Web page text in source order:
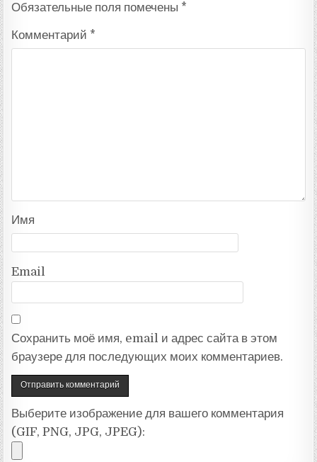
Обязательные поля помечены *
Комментарий *
Имя
Email
Сохранить моё имя, email и адрес сайта в этом
браузере для последующих моих комментариев.
Выберите изображение для вашего комментария
(GIF, PNG, JPG, JPEG):